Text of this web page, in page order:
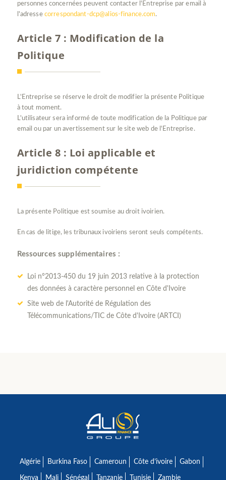
personnes concernées peuvent contacter l'Entreprise par email à
l'adresse correspondant-dcp@alios-finance.com.
Article 7 : Modification de la
Politique
L'Entreprise se réserve le droit de modifier la présente Politique
à tout moment.
L'utilisateur sera informé de toute modification de la Politique par
email ou par un avertissement sur le site web de l'Entreprise.
Article 8 : Loi applicable et
juridiction compétente
La présente Politique est soumise au droit ivoirien.
En cas de litige, les tribunaux ivoiriens seront seuls compétents.
Ressources supplémentaires :
Loi n°2013-450 du 19 juin 2013 relative à la protection
des données à caractère personnel en Côte d'Ivoire
Site web de l'Autorité de Régulation des
Télécommunications/TIC de Côte d'Ivoire (ARTCI)
Algérie Burkina Faso Cameroun Côte d’ivoire Gabon
Kenya Mali Sénégal Tanzanie Tunisie Zambie